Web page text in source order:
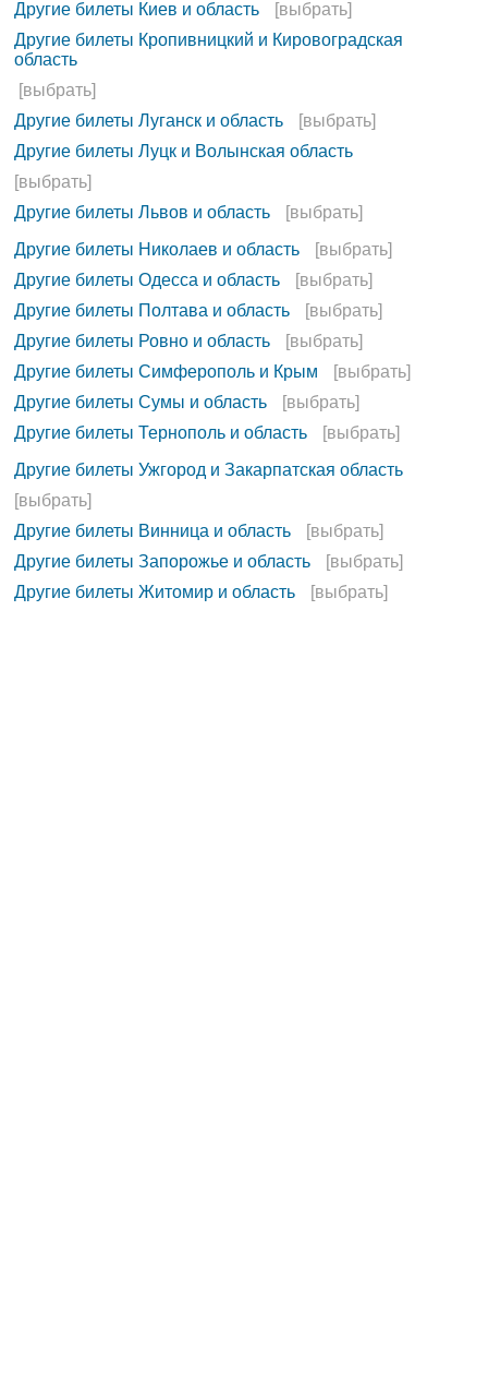
Другие билеты Киев и область
[выбрать]
Другие билеты Кропивницкий и Кировоградская
область
[выбрать]
Другие билеты Луганск и область
[выбрать]
Другие билеты Луцк и Волынская область
[выбрать]
Другие билеты Львов и область
[выбрать]
Другие билеты Николаев и область
[выбрать]
Другие билеты Одесса и область
[выбрать]
Другие билеты Полтава и область
[выбрать]
Другие билеты Ровно и область
[выбрать]
Другие билеты Симферополь и Крым
[выбрать]
Другие билеты Сумы и область
[выбрать]
Другие билеты Тернополь и область
[выбрать]
Другие билеты Ужгород и Закарпатская область
[выбрать]
Другие билеты Винница и область
[выбрать]
Другие билеты Запорожье и область
[выбрать]
Другие билеты Житомир и область
[выбрать]